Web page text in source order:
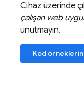
Cihaz üzerinde
çalışan web
unutmayın.
Kod